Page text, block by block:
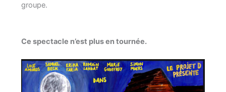
groupe.
Ce spectacle n’est plus en tournée.